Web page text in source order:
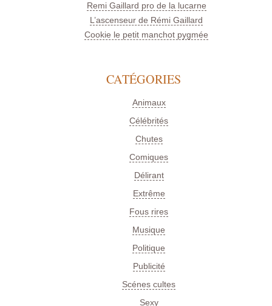
Remi Gaillard pro de la lucarne
L’ascenseur de Rémi Gaillard
Cookie le petit manchot pygmée
CATÉGORIES
Animaux
Célébrités
Chutes
Comiques
Délirant
Extrême
Fous rires
Musique
Politique
Publicité
Scénes cultes
Sexy